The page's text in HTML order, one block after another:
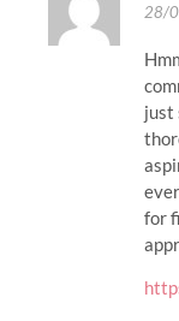
28/
just
for